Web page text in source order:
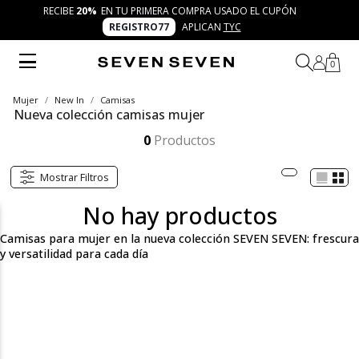
RECIBE 20% EN TU PRIMERA COMPRA USADO EL CUPÓN
REGISTRO77
APLICAN TYC
0
Mujer New In Camisas
Nueva colección camisas mujer
0 Productos
Mostrar Filtros
No hay productos
Camisas para mujer en la nueva colección SEVEN SEVEN: frescura
y versatilidad para cada día